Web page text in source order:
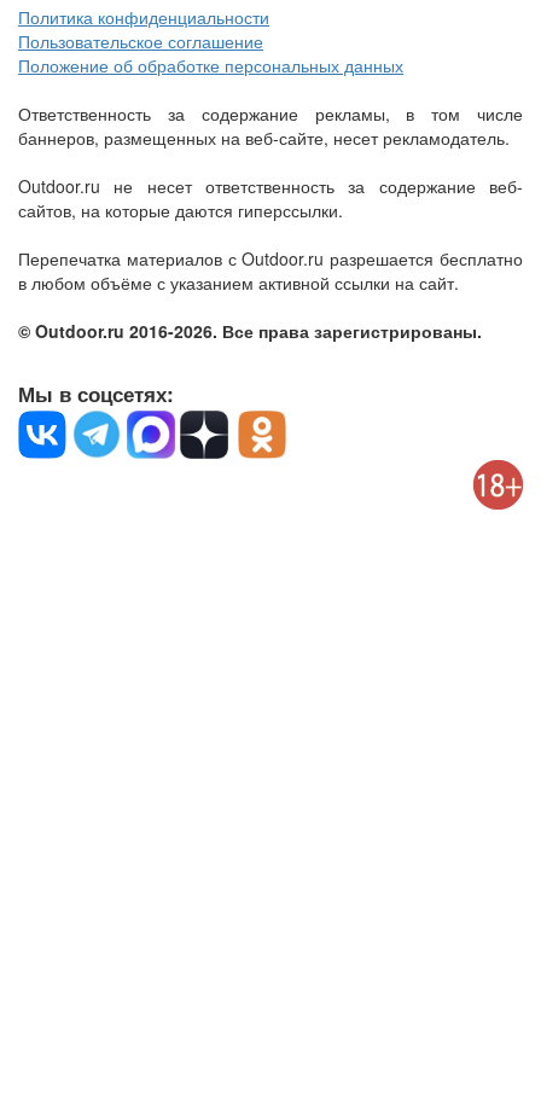
Политика конфиденциальности
Пользовательское соглашение
Положение об обработке персональных данных
Ответственность за содержание рекламы, в том числе
баннеров, размещенных на веб-сайте, несет рекламодатель.
Outdoor.ru не несет ответственность за содержание веб-
сайтов, на которые даются гиперссылки.
Перепечатка материалов с Outdoor.ru разрешается бесплатно
в любом объёме с указанием активной ссылки на сайт.
© Outdoor.ru 2016-2026. Все права зарегистрированы.
Мы в соцсетях: